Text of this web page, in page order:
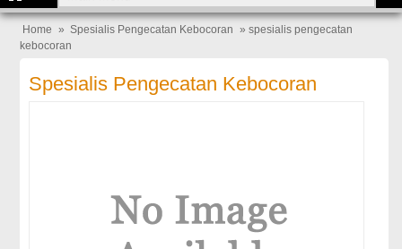
Home » Spesialis Pengecatan Kebocoran » spesialis pengecatan
kebocoran
Spesialis Pengecatan Kebocoran